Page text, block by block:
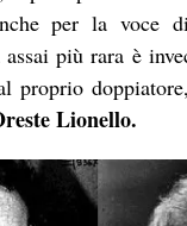
per la voce
più rara è
proprio
Lionello.